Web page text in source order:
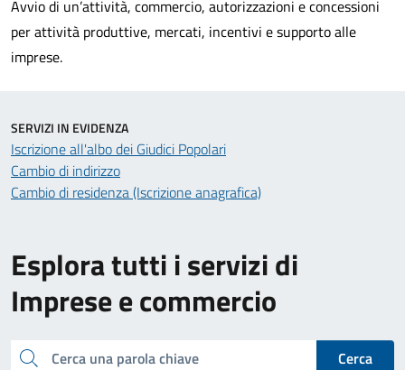
Avvio di un’attività, commercio, autorizzazioni e concessioni
per attività produttive, mercati, incentivi e supporto alle
imprese.
Esplora tutti i servizi di
Imprese e commercio
Cerca una parola chiave
Cerca
SERVIZI IN EVIDENZA
Iscrizione all'albo dei Giudici Popolari
Cambio di indirizzo
Cambio di residenza (Iscrizione anagrafica)